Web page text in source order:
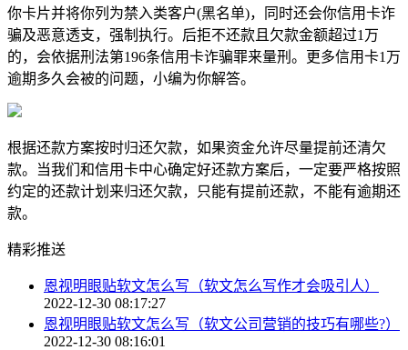
你卡片并将你列为禁入类客户(黑名单)，同时还会你信用卡诈
骗及恶意透支，强制执行。后拒不还款且欠款金额超过1万
的，会依据刑法第196条信用卡诈骗罪来量刑。更多信用卡1万
逾期多久会被的问题，小编为你解答。
根据还款方案按时归还欠款，如果资金允许尽量提前还清欠
款。当我们和信用卡中心确定好还款方案后，一定要严格按照
约定的还款计划来归还欠款，只能有提前还款，不能有逾期还
款。
精彩推送
恩视明眼贴软文怎么写（软文怎么写作才会吸引人）
2022-12-30 08:17:27
恩视明眼贴软文怎么写（软文公司营销的技巧有哪些?）
2022-12-30 08:16:01